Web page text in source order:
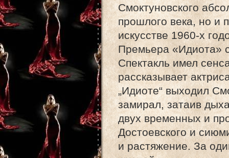
Смоктуновского
прошлого века, но и
искусстве 1960-х
Премьера «Идиота»
Спектакль имел
рассказывает
„Идиоте“ выходил
замирал, затаив
двух временных и
Достоевского и
и растяжение. За